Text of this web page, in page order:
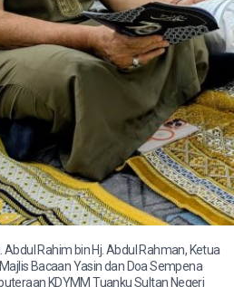
Abdul Rahim bin Hj. Abdul Rahman, Ketua
Bacaan Yasin dan Doa Sempena
KDYMM Tuanku Sultan Negeri